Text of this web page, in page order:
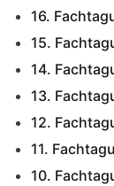
16.
15.
14.
13.
12.
11.
10.